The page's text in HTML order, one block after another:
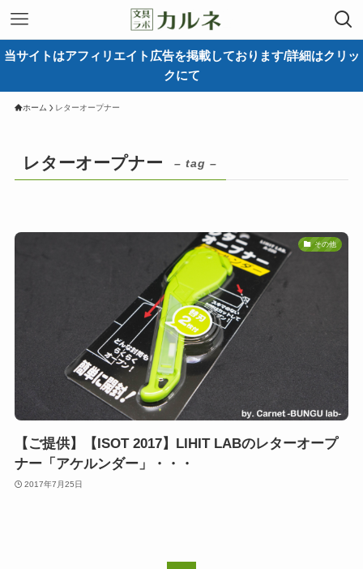
当サイトはアフィリエイト広告を掲載しております/詳細はクリッ
クにて
ホーム レターオープナー
レターオープナー – tag –
その他
【ご提供】【ISOT 2017】LIHIT LABのレターオープ
ナー「アケルンダー」・・・
2017年7月25日